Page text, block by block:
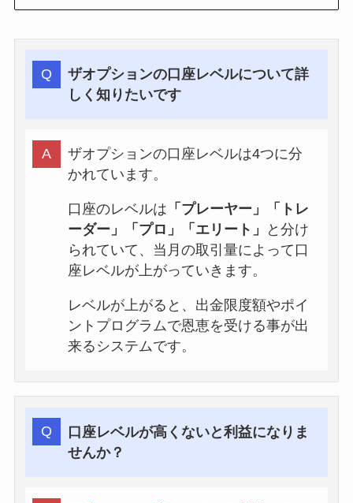
ザオプションの口座レベルについて詳
しく知りたいです
ザオプションの口座レベルは4つに分
かれています。
口座のレベルは 「プレーヤー」「トレ
ーダー」「プロ」「エリート」
と分け
られていて、当月の取引量によって口
座レベルが上がっていきます。
レベルが上がると、出金限度額やポイ
ントプログラムで恩恵を受ける事が出
来るシステムです。
口座レベルが高くないと利益になりま
せんか？